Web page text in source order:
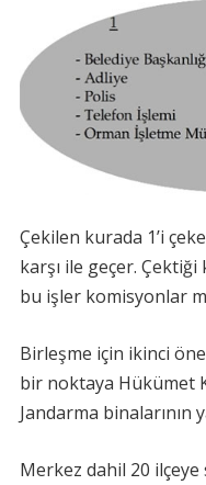
Çekilen kurada 1’i
karşı ile geçer.
bu işler komisyonlar
Birleşme için ikinci
bir noktaya Hükümet
Jandarma binalarının
Merkez dahil 20